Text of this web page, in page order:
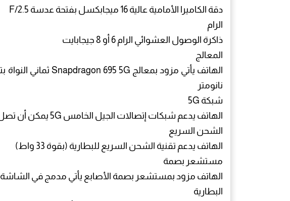
دقة الكاميرا الأمامية عالية 16 ميجابكسل بفتحة عدسة F/2.5
الرام
ذاكرة الوصول العشوائي الرام 6 أو 8 جيجابايت
المعالج
نانومتر
شبكة 5G
الهاتف يدعم شبكات إتصالات الجيل الخامس 5G يمكن أن تصل سرعتها حتى 2.7 جيجابايت
الشحن السريع
الهاتف يدعم تقنية الشحن السريع للبطارية (بقوة 33 واط)
مستشعر بصمة
الهاتف مزود بمستشعر بصمة الأصابع يأتي مدمج في الشاشة
البطارية